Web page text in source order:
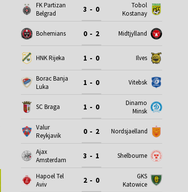
FK Partizan
Belgrad
3 - 0
Tobol
Kostanay
Bohemians 0 - 2 Midtjylland
HNK Rijeka 1 - 0 Ilves
Borac Banja
Luka
1 - 0 Vitebsk
SC Braga 1 - 0
Dinamo
Minsk
Valur
Reykjavik
0 - 2 Nordsjaelland
Ajax
Amsterdam
3 - 1 Shelbourne
Hapoel Tel
Aviv
2 - 0
GKS
Katowice